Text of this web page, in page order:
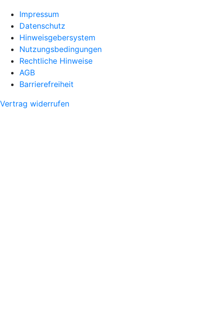
Impressum
Datenschutz
Hinweisgebersystem
Nutzungsbedingungen
Rechtliche Hinweise
AGB
Barrierefreiheit
Vertrag widerrufen